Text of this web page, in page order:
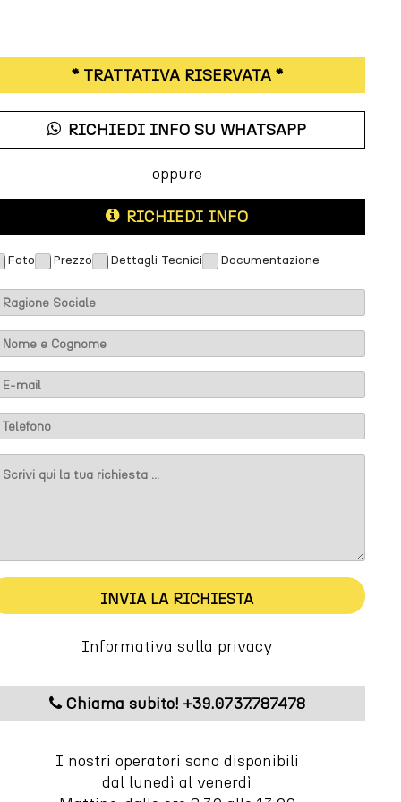
* TRATTATIVA RISERVATA *
RICHIEDI INFO SU WHATSAPP
oppure
RICHIEDI INFO
Foto Prezzo Dettagli Tecnici Documentazione
INVIA LA RICHIESTA
Informativa sulla privacy
Chiama subito! +39.0737.787478
I nostri operatori sono disponibili
dal lunedì al venerdì